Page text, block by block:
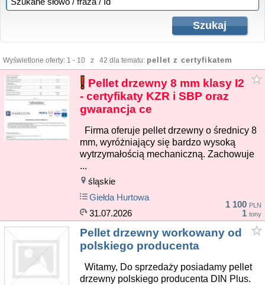
Wyświetlone oferty: 1 - 10 z 42 dla tematu: pellet z certyfikatem
Pellet drzewny 8 mm klasy I2
- certyfikaty KZR i SBP oraz
gwarancja ce
Firma oferuje pellet drzewny o średnicy 8
mm, wyróżniający się bardzo wysoką
wytrzymałością mechaniczną. Zachowuje
...
śląskie
Giełda Hurtowa
31.07.2026
1 100 PLN
1 tony
Pellet drzewny workowany od
polskiego producenta
Witamy, Do sprzedaży posiadamy pellet
drzewny polskiego producenta DIN Plus.